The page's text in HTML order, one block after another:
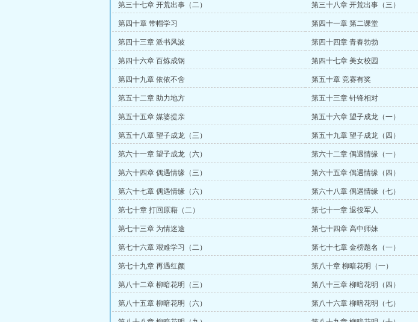
第三十七章 开荒出事（二） 第三十八章 开荒出事（三）
第四十章 带帽学习 第四十一章 第二课堂
第四十三章 派书风波 第四十四章 青春勃勃
第四十六章 百炼成钢 第四十七章 美女校园
第四十九章 依依不舍 第五十章 竞赛有奖
第五十二章 助力地方 第五十三章 针锋相对
第五十五章 媒婆提亲 第五十六章 望子成龙（一）
第五十八章 望子成龙（三） 第五十九章 望子成龙（四）
第六十一章 望子成龙（六） 第六十二章 偶遇情缘（一）
第六十四章 偶遇情缘（三） 第六十五章 偶遇情缘（四）
第六十七章 偶遇情缘（六） 第六十八章 偶遇情缘（七）
第七十章 打回原藉（二） 第七十一章 退役军人
第七十三章 为情迷途 第七十四章 高中师妹
第七十六章 艰难学习（二） 第七十七章 金榜题名（一）
第七十九章 再遇红颜 第八十章 柳暗花明（一）
第八十二章 柳暗花明（三） 第八十三章 柳暗花明（四）
第八十五章 柳暗花明（六） 第八十六章 柳暗花明（七）